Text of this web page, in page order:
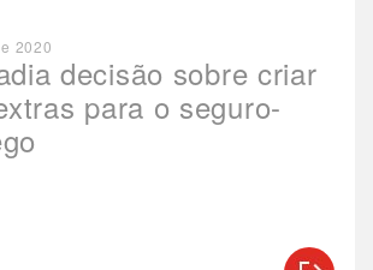
decisão sobre criar
para o seguro-
2020